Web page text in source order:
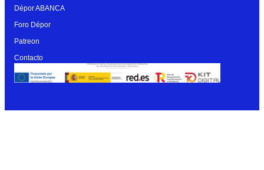
Dépor ABANCA
Foro Dépor
Patreon
Contacto